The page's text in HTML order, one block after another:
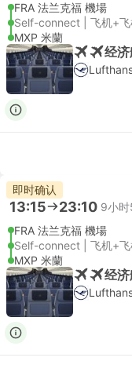
FRA 法兰克福 機場
Self-connect | 飞机+
MXP 米蘭
经
即时确认
13:15 23:10 9小
FRA 法兰克福 機場
Self-connect | 飞机+
MXP 米蘭
经